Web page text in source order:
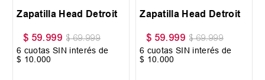
Zapatilla Head Detroit
$ 59.999 $ 69.999
6 cuotas SIN interés de
$ 10 000
Zapatilla Head Detroit
$ 59.999 $ 69.999
6 cuotas SIN interés de
$ 10 000